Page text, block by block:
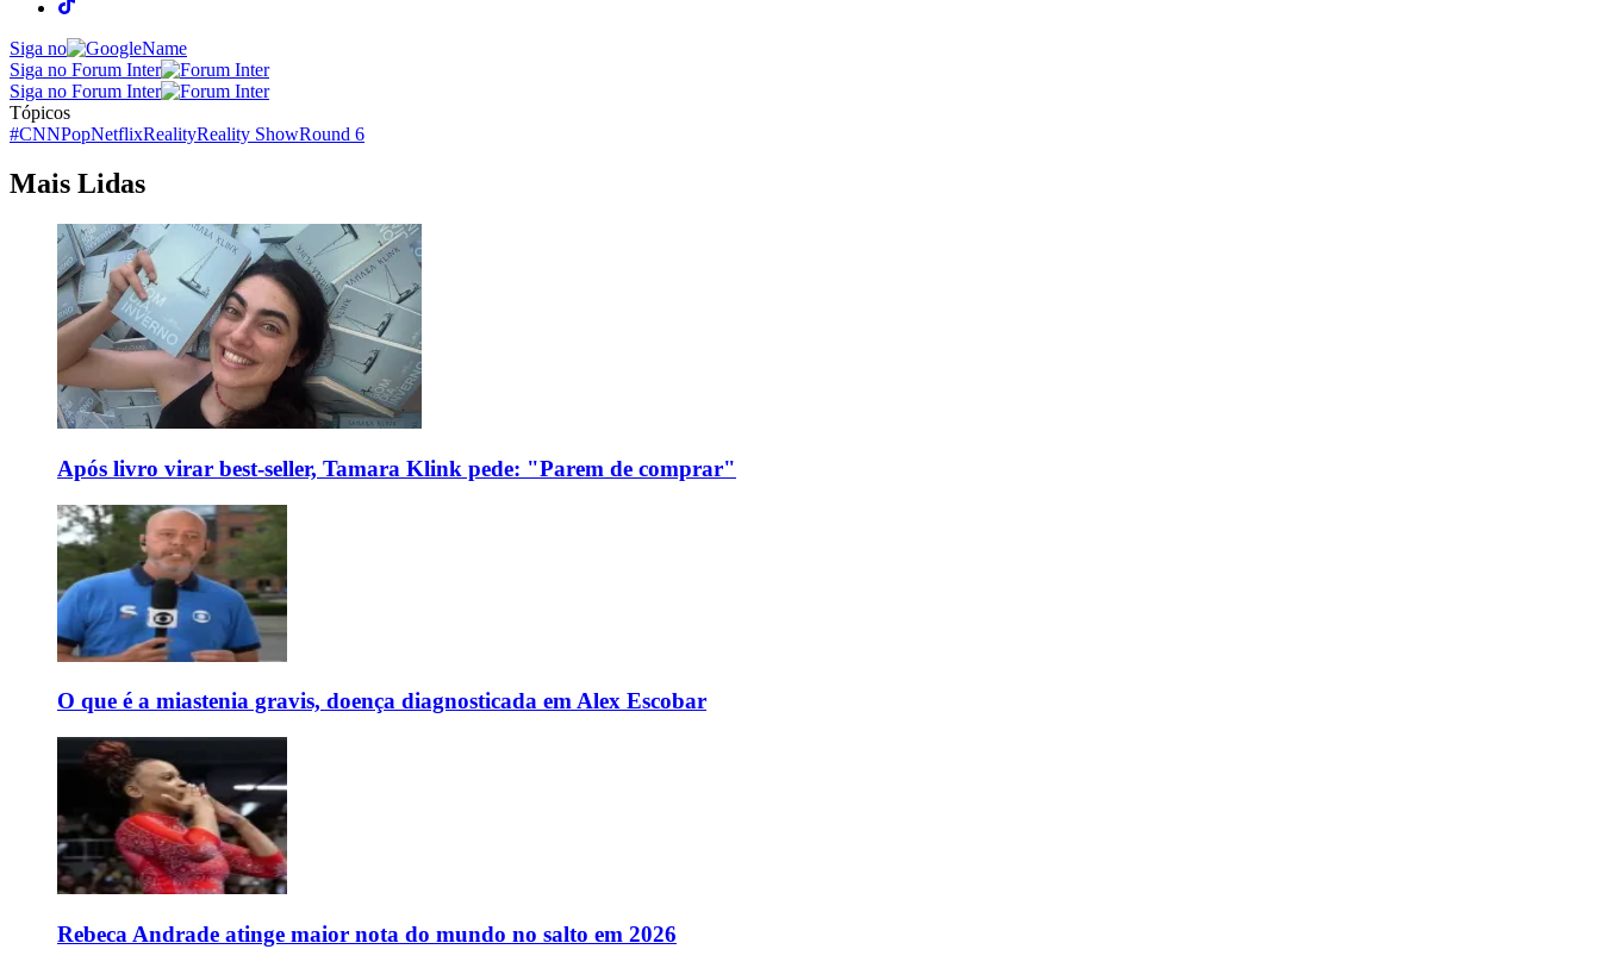
Siga no
Siga no Forum Inter
Siga no Forum Inter
Tópicos
#CNNPopNetflixRealityReality ShowRound 6
Mais Lidas
Após livro virar best-seller, Tamara Klink pede: "Parem de comprar"
O que é a miastenia gravis, doença diagnosticada em Alex Escobar
Rebeca Andrade atinge maior nota do mundo no salto em 2026